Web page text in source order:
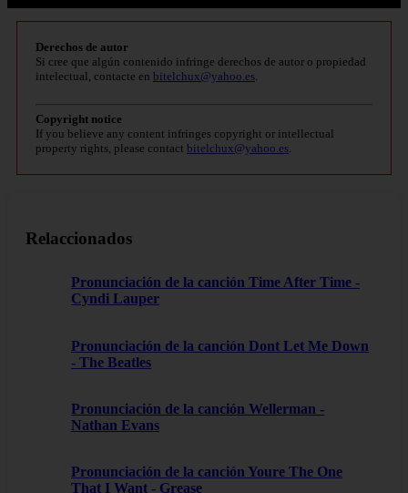
Derechos de autor
Si cree que algún contenido infringe derechos de autor o propiedad
intelectual, contacte en bitelchux@yahoo.es
Copyright notice
If you believe any content infringes copyright or intellectual
property rights, please contact bitelchux@yahoo.es
Relaccionados
Pronunciación de la canción Time After Time -
Cyndi Lauper
Pronunciación de la canción Dont Let Me Down
- The Beatles
Pronunciación de la canción Wellerman -
Nathan Evans
Pronunciación de la canción Youre The One
That I Want - Grease